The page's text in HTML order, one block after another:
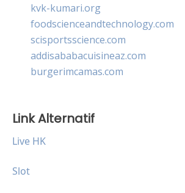
kvk-kumari.org
foodscienceandtechnology.com
scisportsscience.com
addisababacuisineaz.com
burgerimcamas.com
Link Alternatif
Live HK
Slot